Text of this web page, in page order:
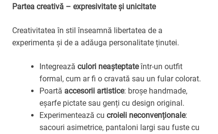
Partea creativă – expresivitate și unicitate
Creativitatea în stil înseamnă libertatea de a
experimenta și de a adăuga personalitate ținutei.
Integrează culori neașteptateîntr-un outfit
formal, cum ar fi o cravată sau un fular colorat.
Poartă accesorii artistice: broșe handmade,
eșarfe pictate sau genți cu design original.
Experimentează cu croieli neconvenționale:
sacouri asimetrice, pantaloni largi sau fuste cu